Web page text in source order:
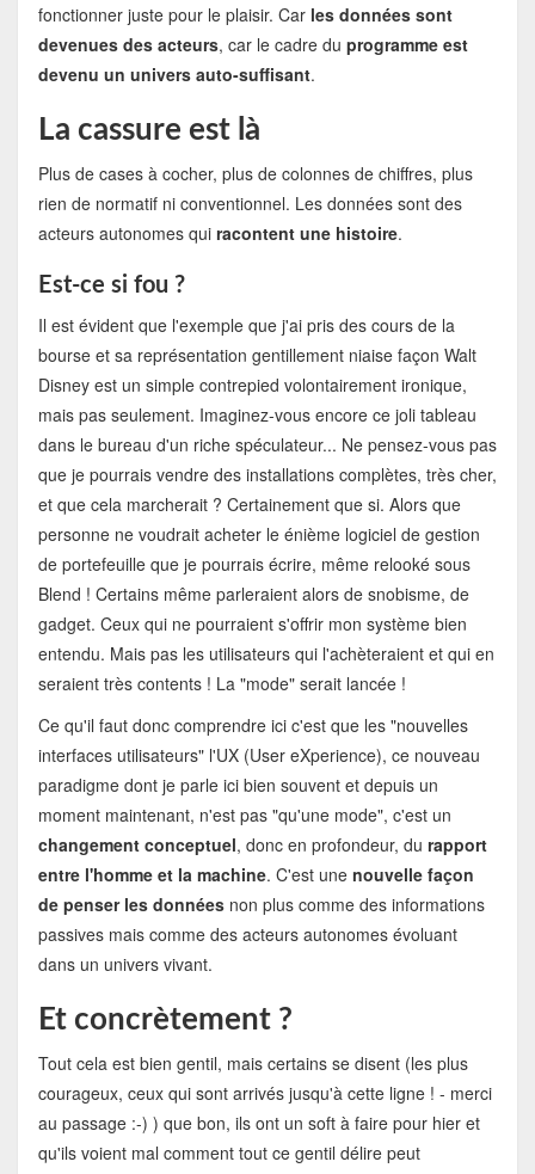
fonctionner juste pour le plaisir. Car les données sont
devenues des acteurs, car le cadre du programme est
devenu un univers auto-suffisant.
La cassure est là
Plus de cases à cocher, plus de colonnes de chiffres, plus
rien de normatif ni conventionnel. Les données sont des
acteurs autonomes qui racontent une histoire.
Est-ce si fou ?
Il est évident que l'exemple que j'ai pris des cours de la
bourse et sa représentation gentillement niaise façon Walt
Disney est un simple contrepied volontairement ironique,
mais pas seulement. Imaginez-vous encore ce joli tableau
dans le bureau d'un riche spéculateur... Ne pensez-vous pas
que je pourrais vendre des installations complètes, très cher,
et que cela marcherait ? Certainement que si. Alors que
personne ne voudrait acheter le énième logiciel de gestion
de portefeuille que je pourrais écrire, même relooké sous
Blend ! Certains même parleraient alors de snobisme, de
gadget. Ceux qui ne pourraient s'offrir mon système bien
entendu. Mais pas les utilisateurs qui l'achèteraient et qui en
seraient très contents ! La "mode" serait lancée !
Ce qu'il faut donc comprendre ici c'est que les "nouvelles
interfaces utilisateurs" l'UX (User eXperience), ce nouveau
paradigme dont je parle ici bien souvent et depuis un
moment maintenant, n'est pas "qu'une mode", c'est un
changement conceptuel, donc en profondeur, du rapport
entre l'homme et la machine. C'est une nouvelle façon
de penser les donnéesnon plus comme des informations
passives mais comme des acteurs autonomes évoluant
dans un univers vivant.
Et concrètement ?
Tout cela est bien gentil, mais certains se disent (les plus
courageux, ceux qui sont arrivés jusqu'à cette ligne ! - merci
au passage :-) ) que bon, ils ont un soft à faire pour hier et
qu'ils voient mal comment tout ce gentil délire peut